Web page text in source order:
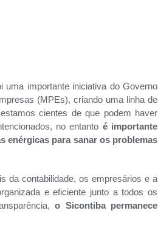
uma importante iniciativa do Governo
(MPEs), criando uma linha de
cientes de que podem haver
no entanto é importante
enérgicas para sanar os problemas
da contabilidade, os empresários e a
e eficiente junto a todos os
o Sicontiba permanece